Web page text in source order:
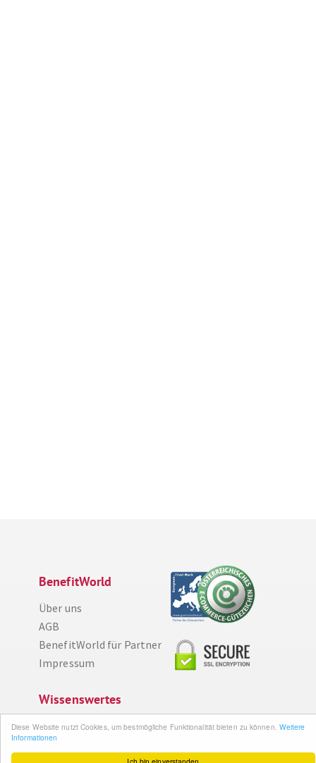
Diese Website nutzt Cookies, um bestmögliche Funktionalität bieten zu können. Weitere
Informationen
BenefitWorld
Über uns
AGB
BenefitWorld für Partner
Impressum
Wissenswertes
So funktioniert´s
Gut zu wissen